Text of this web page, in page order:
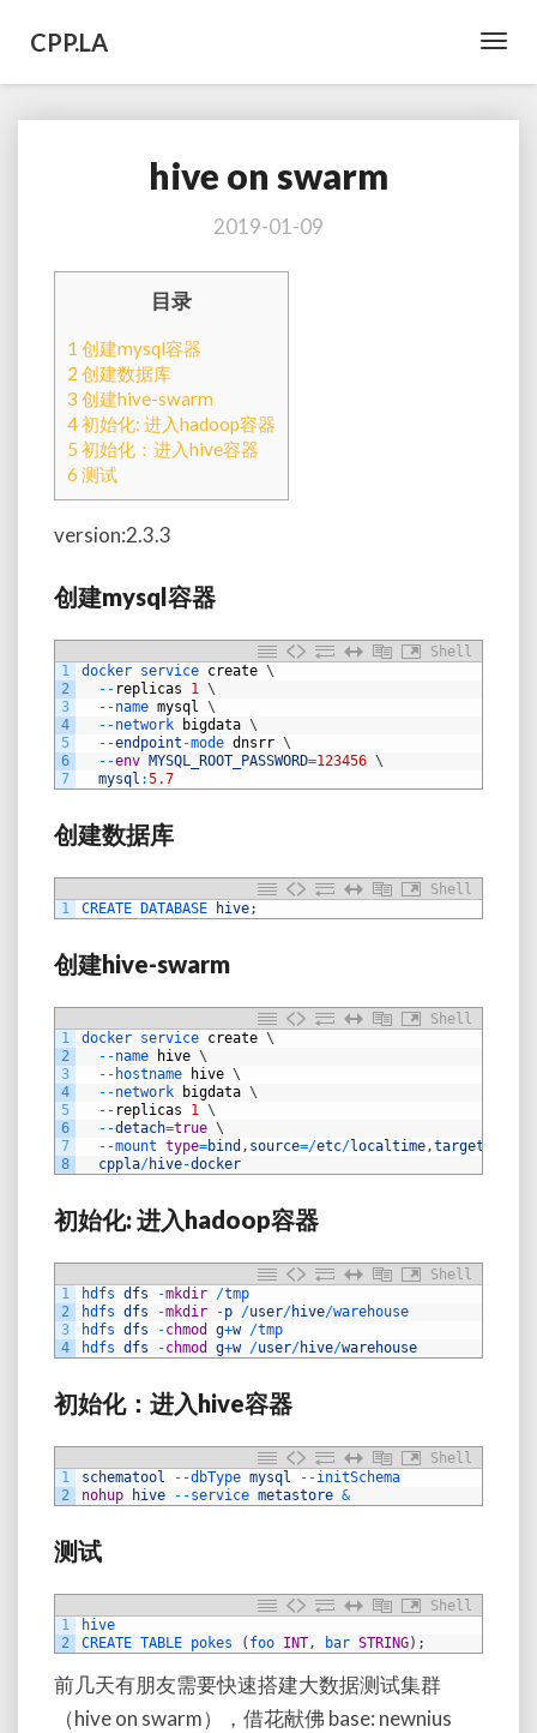
CPP.LA
hive
on
swarm
hive on swarm
2019-01-09
目录
1 创建mysql容器
2 创建数据库
3 创建hive-swarm
4初始化: 进入hadoop容器
5 初始化：进入hive容器
6 测试
version:2.3.3
创建mysql容器
Shell
1
2
3
4
5
6
7
docker service create \
-- replicas 1 \
--name mysql \
--network bigdata \
--endpoint -mode dnsrr \
--env MYSQL_ROOT_PASSWORD=123456 \
mysql :5.7
创建数据库
Shell
1
CREATE DATABASE hive;
创建hive-swarm
Shell
1
2
3
4
5
6
7
8
docker service create \
--name hive \
-- hostname hive \
--network bigdata \
-- replicas 1 \
--detach=true \
--mount type=bind , source=/etc/localtime,target
cppla/hive-docker
初始化: 进入hadoop容器
Shell
1
2
3
4
hdfs dfs -mkdir /tmp
hdfs dfs -mkdir -p /user/hive/warehouse
hdfs dfs -chmod g+w /tmp
hdfs dfs -chmod g+w /user/hive/warehouse
初始化：进入hive容器
Shell
1
2
schematool --dbType mysql --initSchema
nohup
hive --service metastore &
测试
Shell
1
2
hive
CREATE TABLE pokes ( foo INT, bar STRING) ;
前几天有朋友需要快速搭建大数据测试集群
（hive on swarm），借花献佛 base: newnius